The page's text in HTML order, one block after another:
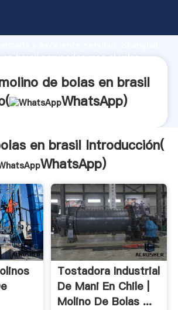
de producción, fuerza de
brasil proveedor crea el valor y
de bolas en brasil
WhatsApp)
en brasil Introducción(
WhatsApp)
Tostadora Industrial
De Mani En Chile |
Molino De Bolas ...